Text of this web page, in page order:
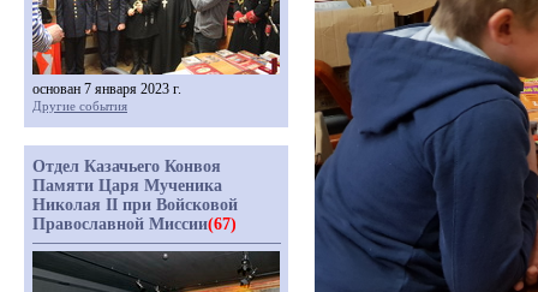
основан 7 января 2023 г.
Другие события
Отдел Казачьего Конвоя
Памяти Царя Мученика
Николая II при Войсковой
Православной Миссии(67)